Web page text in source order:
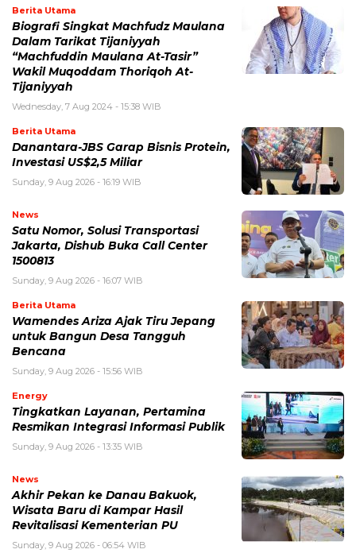
Berita Utama
Biografi Singkat Machfudz Maulana
Dalam Tarikat Tijaniyyah
“Machfuddin Maulana At-Tasir”
Wakil Muqoddam Thoriqoh At-
Tijaniyyah
Wednesday, 7 Aug 2024 - 15:38 WIB
Berita Utama
Danantara-JBS Garap Bisnis Protein,
Investasi US$2,5 Miliar
Sunday, 9 Aug 2026 - 16:19 WIB
News
Satu Nomor, Solusi Transportasi
Jakarta, Dishub Buka Call Center
1500813
Sunday, 9 Aug 2026 - 16:07 WIB
Berita Utama
Wamendes Ariza Ajak Tiru Jepang
untuk Bangun Desa Tangguh
Bencana
Sunday, 9 Aug 2026 - 15:56 WIB
Energy
Tingkatkan Layanan, Pertamina
Resmikan Integrasi Informasi Publik
Sunday, 9 Aug 2026 - 13:35 WIB
News
Akhir Pekan ke Danau Bakuok,
Wisata Baru di Kampar Hasil
Revitalisasi Kementerian PU
Sunday, 9 Aug 2026 - 06:54 WIB